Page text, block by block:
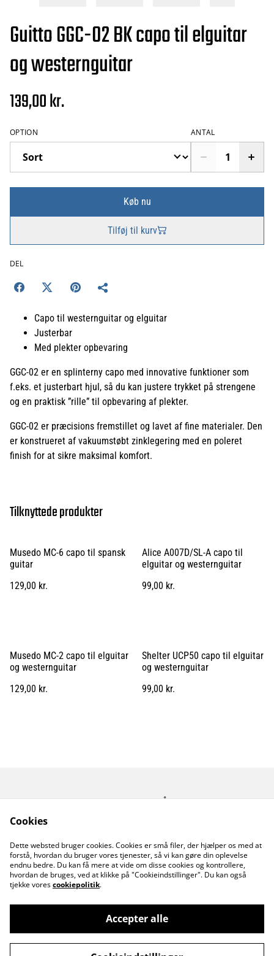
Guitto GGC-02 BK capo til elguitar
og westernguitar
139,00 kr.
OPTION ANTAL
Køb nu
Tilføj til kurv
DEL
Capo til westernguitar og elguitar
Justerbar
Med plekter opbevaring
GGC-02 er en splinterny capo med innovative funktioner som
f.eks. et justerbart hjul, så du kan justere trykket på strengene
og en praktisk ”rille” til opbevaring af plekter.
GGC-02 er præcisions fremstillet og lavet af fine materialer. Den
er konstrueret af vakuumstøbt zinklegering med en poleret
finish for at sikre maksimal komfort.
Tilknyttede produkter
Musedo MC-6 capo til spansk
guitar
129,00 kr.
Alice A007D/SL-A capo til
elguitar og westernguitar
99,00 kr.
Musedo MC-2 capo til elguitar
og westernguitar
129,00 kr.
Shelter UCP50 capo til elguitar
og westernguitar
99,00 kr.
Kontakt os
Åbningstider
Cookiepolitik
©2026MusicDude
Cookies
Dette websted bruger cookies. Cookies er små filer, der hjælper os med at
forstå, hvordan du bruger vores tjenester, så vi kan gøre din oplevelse
endnu bedre. Du kan få mere at vide om disse cookies og kontrollere,
hvordan de bruges, ved at klikke på "Cookieindstillinger". Du kan også
tjekke vorescookiepolitik.
Accepter alle